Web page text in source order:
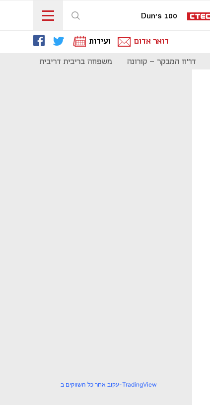
Dun's 100
דואר אדום ועידות
דו"ח המבקר - קורונה משפחה בריבית דריבית
עקוב אחר כל השווקים ב-TradingView